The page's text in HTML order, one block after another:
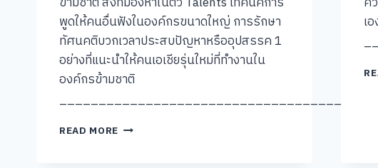
พูดให้คนอื่นฟังในองค์กรขนาดใหญ่ การรักษา
ทัศนคติบวกเวลาประสบปัญหาหรืออุปสรรค 1
อย่างที่แนะนำให้คนเอเชียรุ่นใหม่ที่ทำงานใน
องค์กรข้ามชาติ
READ MORE [คุย
เ